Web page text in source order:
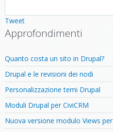
Tweet
Approfondimenti
Quanto costa un sito in Drupal?
Drupal e le revisioni dei nodi
Personalizzazione temi Drupal
Moduli Drupal per CiviCRM
Nuova versione modulo Views